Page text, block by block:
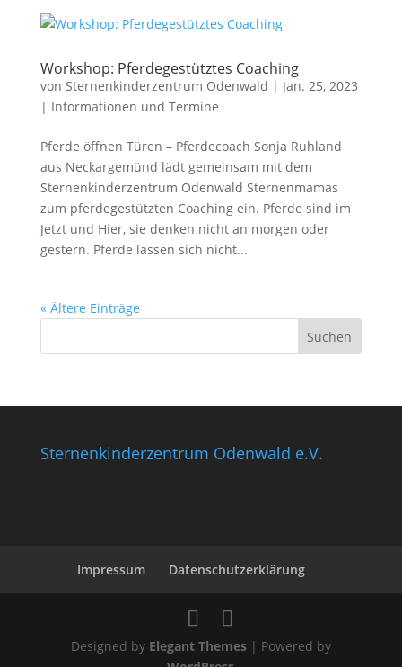
Workshop: Pferdegestütztes Coaching
von Sternenkinderzentrum Odenwald | Jan. 25, 2023
| Informationen und Termine
Pferde öffnen Türen – Pferdecoach Sonja Ruhland
aus Neckargemünd lädt gemeinsam mit dem
Sternenkinderzentrum Odenwald Sternenmamas
zum pferdegestützten Coaching ein. Pferde sind im
Jetzt und Hier, sie denken nicht an morgen oder
gestern. Pferde lassen sich nicht...
« Ältere Einträge
Sternenkinderzentrum Odenwald e.V.
Impressum Datenschutzerklärung
Designed by Elegant Themes| Powered by